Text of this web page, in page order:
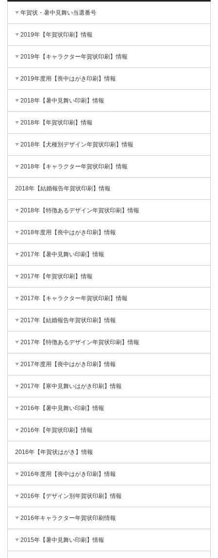
年賀状・暑中見舞い当選番号
2019年【年賀状印刷】情報
2019年【キャラクター年賀状印刷】情報
2019年度用【喪中はがき印刷】情報
2018年【暑中見舞い印刷】情報
2018年【年賀状印刷】情報
2018年【犬種別デザイン年賀状印刷】情報
2018年【キャラクター年賀状印刷】情報
2018年【結婚報告年賀状印刷】情報
2018年【特徴あるデザイン年賀状印刷】情報
2018年度用【喪中はがき印刷】情報
2017年【暑中見舞い印刷】情報
2017年【年賀状印刷】情報
2017年【キャラクター年賀状印刷】情報
2017年【結婚報告年賀状印刷】情報
2017年【特徴あるデザイン年賀状印刷】情報
2017年度用【喪中はがき印刷】情報
2017年【寒中見舞いはがき印刷】情報
2016年【暑中見舞い印刷】情報
2016年【年賀状印刷】情報
2016年【年賀状はがき】情報
2016年度用【喪中はがき印刷】情報
2016年【デザイン別年賀状印刷】情報
2016年キャラクター年賀状印刷情報
2015年【暑中見舞い印刷】情報